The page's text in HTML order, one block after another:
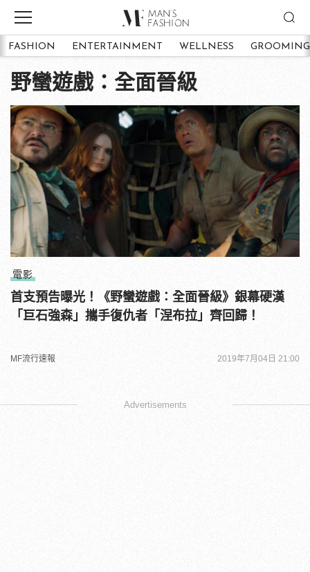
FASHION ENTERTAINMENT WELLNESS GROOMING
野蠻遊戲：全面晉級
電影
首支預告曝光！《野蠻遊戲：全面晉級》銀幕硬漢
「巨石強森」攜手復仇者「涅布拉」齊回歸！
MF流行速報 2019年7月04日 21:00
Advertisements